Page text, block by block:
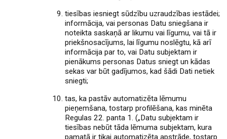
tiesības iesniegt sūdzību uzraudzības iestādei;
informācija, vai personas Datu sniegšana ir
noteikta saskaņā ar likumu vai līgumu, vai tā ir
priekšnosacījums, lai līgumu noslēgtu, kā arī
informācija par to, vai Datu subjektam ir
pienākums personas Datus sniegt un kādas
sekas var būt gadījumos, kad šādi Dati netiek
sniegti;
tas, ka pastāv automatizēta lēmumu
pieņemšana, tostarp profilēšana, kas minēta
Regulas 22. panta 1. („Datu subjektam ir
tiesības nebūt tāda lēmuma subjektam, kura
pamatā ir tikai automatizēta apstrāde, tostarp